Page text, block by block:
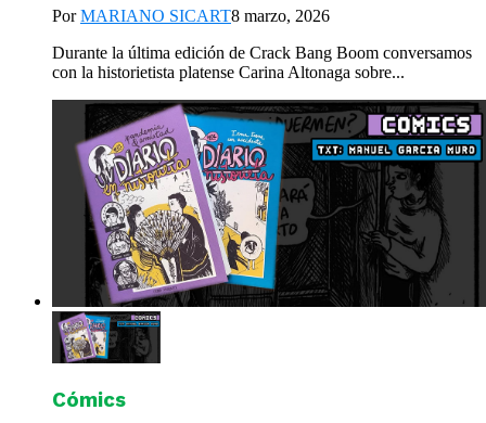
PorMARIANO SICART8 marzo, 2026
Durante la última edición de Crack Bang Boom conversamos
con la historietista platense Carina Altonaga sobre...
Cómics